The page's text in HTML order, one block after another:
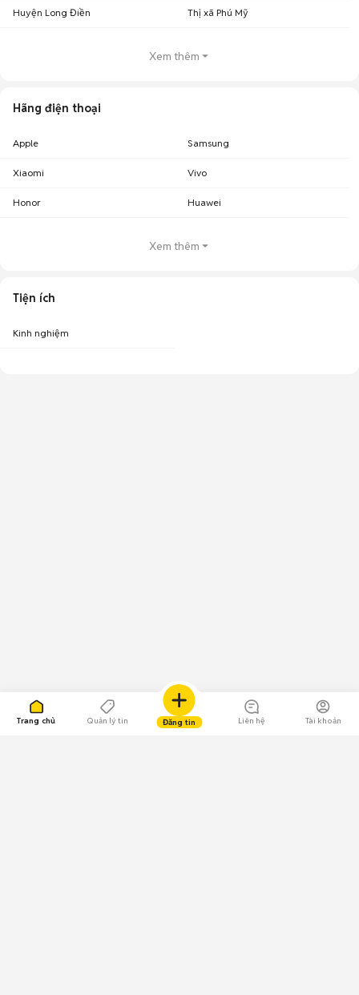
Trang chủ Quản lý tin Đăng tin Liên hệ Tài khoản
Huyện Long Điền Thị xã Phú Mỹ
Xem thêm
Hãng điện thoại
Apple Samsung
Xiaomi Vivo
Honor Huawei
Xem thêm
Tiện ích
Kinh nghiệm